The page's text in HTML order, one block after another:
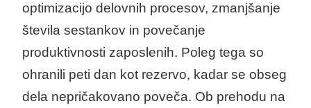
optimizacijo delovnih procesov, zmanjšanje
števila sestankov in povečanje
produktivnosti zaposlenih. Poleg tega so
ohranili peti dan kot rezervo, kadar se obseg
dela nepričakovano poveča. Ob prehodu na